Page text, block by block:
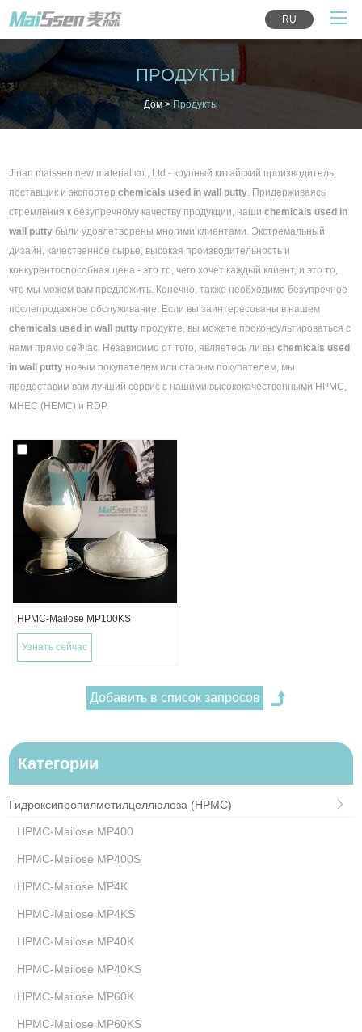
RU
ПРОДУКТЫ
Дом> Продукты
Jinan maissen new material co., Ltd - крупный китайский производитель,
поставщик и экспортерchemicals used in wall putty. Придерживаясь
стремления к безупречному качеству продукции, нашиchemicals used in
wall putty были удовлетворены многими клиентами. Экстремальный
дизайн, качественное сырье, высокая производительность и
конкурентоспособная цена - это то, чего хочет каждый клиент, и это то,
что мы можем вам предложить. Конечно, также необходимо безупречное
послепродажное обслуживание. Если вы заинтересованы в нашем
chemicals used in wall putty продукте, вы можете проконсультироваться с
нами прямо сейчас. Независимо от того, являетесь ли выchemicals used
in wall putty новым покупателем или старым покупателем, мы
предоставим вам лучший сервис с нашими высококачественными HPMC,
MHEC (HEMC) и RDP.
HPMC-Mailose MP100KS
Узнать сейчас
Категории
Гидроксипропилметилцеллюлоза (HPMC)
HPMC-Mailose MP400
HPMC-Mailose MP400S
HPMC-Mailose MP4K
HPMC-Mailose MP4KS
HPMC-Mailose MP40K
HPMC-Mailose MP40KS
HPMC-Mailose MP60K
HPMC-Mailose MP60KS